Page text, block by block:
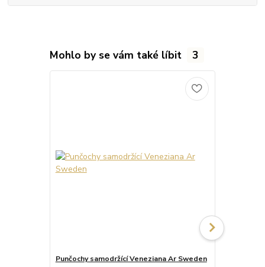
Mohlo by se vám také líbit 3
Punčochy samodržící Veneziana Ar Sweden